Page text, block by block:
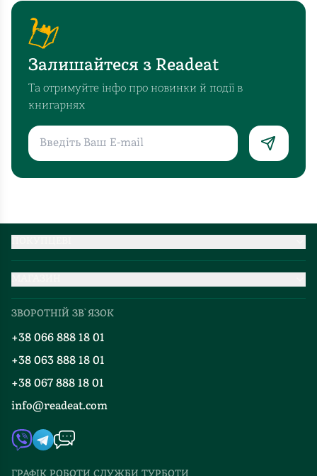
Залишайтеся з Readeat
Та отримуйте інфо про новинки й події в
книгарнях
Про нас
Добірки
Блог
Події
Книгарні
Контакти
Автори
Видавництва
Партнерство
ЗВОРОТНІЙ ЗВ`ЯЗОК
+38 066 888 18 01
+38 063 888 18 01
+38 067 888 18 01
info@readeat.com